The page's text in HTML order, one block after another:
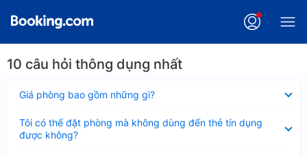
10 câu hỏi thông dụng nhất
Giá phòng bao gồm những gì?
thu
Tôi có thể đặt phòng mà không dùng đến thẻ tín dụng
được không?
thu
gọn